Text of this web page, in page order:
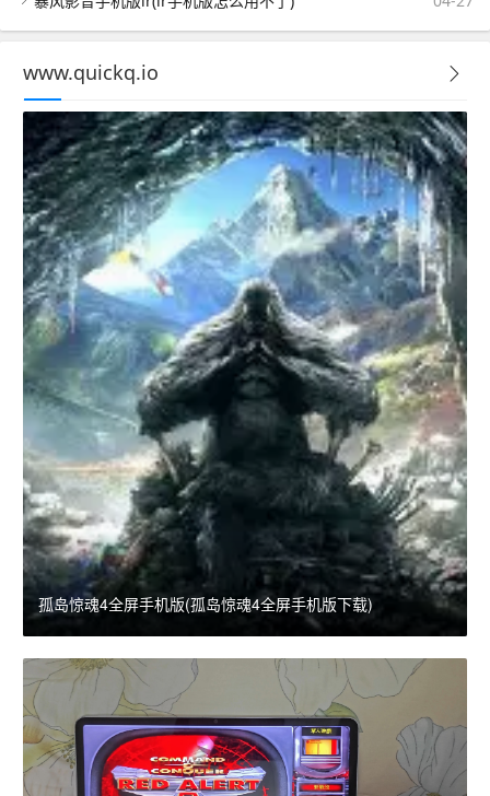
www.quickq.io
孤岛惊魂4全屏手机版(孤岛惊魂4全屏手机版下载)